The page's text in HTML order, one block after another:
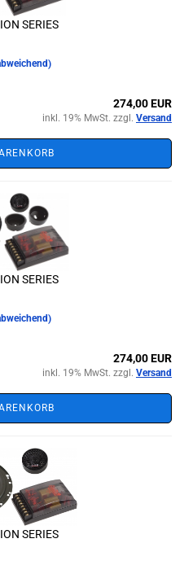
SERIES
274,00 EUR
inkl. 19% MwSt. zzgl. Versand
SERIES
274,00 EUR
inkl. 19% MwSt. zzgl. Versand
SERIES